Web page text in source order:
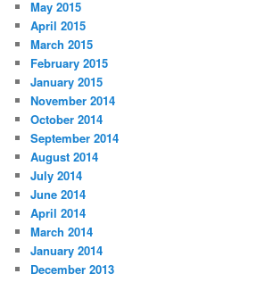
May 2015
April 2015
March 2015
February 2015
January 2015
November 2014
October 2014
September 2014
August 2014
July 2014
June 2014
April 2014
March 2014
January 2014
December 2013